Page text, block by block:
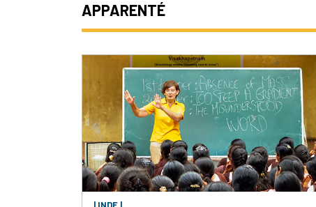
APPARENTÉ